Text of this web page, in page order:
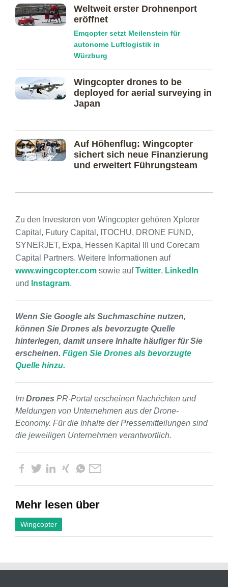
Weltweit erster Drohnenport
eröffnet
Emqopter setzt Meilenstein für
autonome Luftlogistik in
Würzburg
Wingcopter drones to be
deployed for aerial surveying in
Japan
Auf Höhenflug: Wingcopter
sichert sich neue Finanzierung
und erweitert Führungsteam
Zu den Investoren von Wingcopter gehören Xplorer
Capital, Futury Capital, ITOCHU, DRONE FUND,
SYNERJET, Expa, Hessen Kapital III und Corecam
Capital Partners. Weitere Informationen auf
www.wingcopter.com sowie aufTwitter, LinkedIn
und
Instagram.
Wenn Sie Google als Suchmaschine nutzen,
können Sie Drones als bevorzugte Quelle
hinterlegen, damit unsere Inhalte häufiger für Sie
erscheinen. Fügen Sie Drones als bevorzugte
Quelle hinzu.
Im Drones PR-Portal erscheinen Nachrichten und
Meldungen von Unternehmen aus der Drone-
Economy. Für die Inhalte der Pressemitteilungen sind
die jeweiligen Unternehmen verantwortlich.
Mehr lesen über
Wingcopter